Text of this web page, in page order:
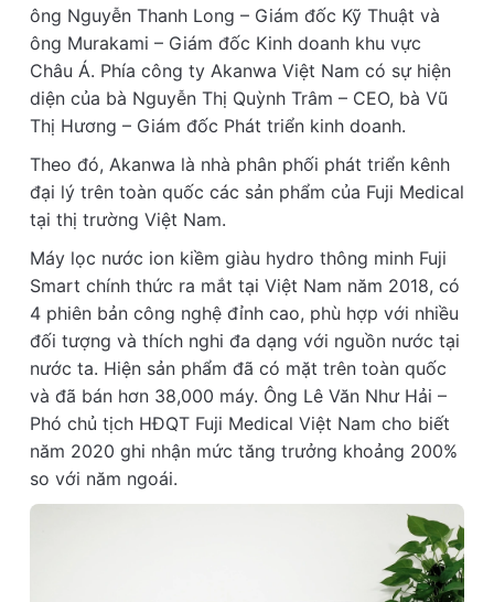
ông Nguyễn Thanh Long – Giám đốc Kỹ Thuật và
ông Murakami – Giám đốc Kinh doanh khu vực
Châu Á. Phía công ty Akanwa Việt Nam có sự hiện
diện của bà Nguyễn Thị Quỳnh Trâm – CEO, bà Vũ
Thị Hương – Giám đốc Phát triển kinh doanh.
Theo đó, Akanwa là nhà phân phối phát triển kênh
đại lý trên toàn quốc các sản phẩm của Fuji Medical
tại thị trường Việt Nam.
Máy lọc nước ion kiềm giàu hydro thông minh Fuji
Smart chính thức ra mắt tại Việt Nam năm 2018, có
4 phiên bản công nghệ đỉnh cao, phù hợp với nhiều
đối tượng và thích nghi đa dạng với nguồn nước tại
nước ta. Hiện sản phẩm đã có mặt trên toàn quốc
và đã bán hơn 38,000 máy. Ông Lê Văn Như Hải –
Phó chủ tịch HĐQT Fuji Medical Việt Nam cho biết
năm 2020 ghi nhận mức tăng trưởng khoảng 200%
so với năm ngoái.